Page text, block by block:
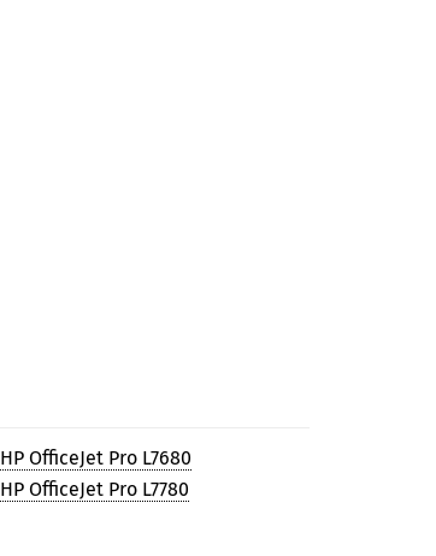
HP OfficeJet Pro L7680
HP OfficeJet Pro L7780